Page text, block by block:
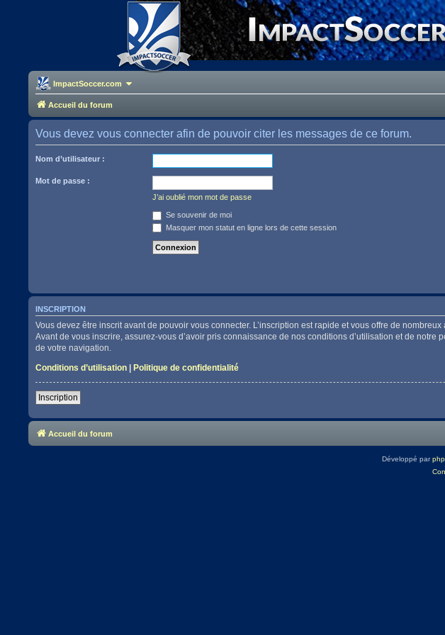
ImpactSoccer.com
Accueil du forum
Vous devez vous connecter afin de pouvoir citer les messages de ce forum.
Nom d’utilisateur :
Mot de passe :
J’ai oublié mon mot de passe
Se souvenir de moi
Masquer mon statut en ligne lors de cette session
INSCRIPTION
Vous devez être inscrit avant de pouvoir vous connecter. L’inscription est rapide et vous offre de
Avant de vous inscrire, assurez-vous d’avoir pris connaissance de nos conditions d’utilisation et de
de votre navigation.
Conditions d’utilisation |Politique de confidentialité
Inscription
Accueil du forum
Développé par